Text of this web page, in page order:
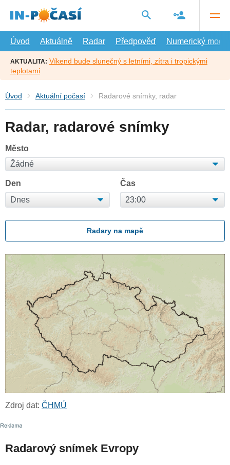
hlavní
Úvod
Aktuálně Radar Předpověď Numerický model
AKTUALITA: Víkend bude slunečný s letními, zítra i tropickými
teplotami
Úvod Aktuální počasí Radarové snímky, radar
Radar, radarové snímky
Město
Den Čas
Radary na mapě
Zdroj dat: ČHMÚ
Radarový snímek Evropy